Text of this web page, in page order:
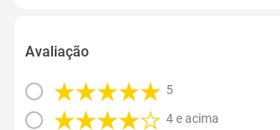
Avaliação
5
4 e acima